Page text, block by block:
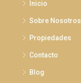
Inicio
Sobre Nosotros
Propiedades
Contacto
Blog